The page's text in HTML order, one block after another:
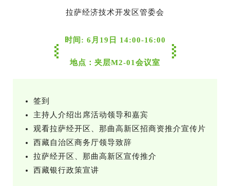
拉萨经济技术开发区管委会
时间: 6月19日 14:00-16:00
地点：夹层M2-01会议室
签到
主持人介绍出席活动领导和嘉宾
观看拉萨经开区、那曲高新区招商资推介宣传片
西藏自治区商务厅领导致辞
拉萨经开区、那曲高新区宣传推介
西藏银行政策宣讲